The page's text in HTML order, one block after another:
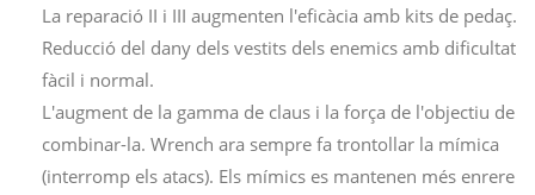
La reparació II i III augmenten l'eficàcia amb kits de pedaç.
Reducció del dany dels vestits dels enemics amb dificultat
fàcil i normal.
L'augment de la gamma de claus i la força de l'objectiu de
combinar-la. Wrench ara sempre fa trontollar la mímica
(interromp els atacs). Els mímics es mantenen més enrere